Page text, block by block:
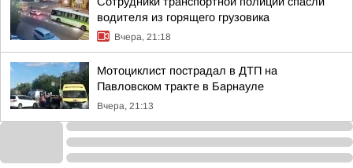
водителя из горящего грузовика
Вчера, 21:18
Мотоциклист пострадал в ДТП на
Павловском тракте в Барнауле
Вчера, 21:13